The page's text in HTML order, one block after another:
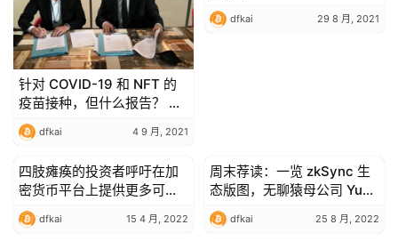
针对 COVID-19 和 NFT 的
疫苗接种，但什么报告？ 唯
链奇怪的区块链项目
（VET）
dfkai 4 9 月, 2021
dfkai 29 8 月, 2021
Blockchain Technology
四肢瘫痪的投资者呼吁在加
密货币平台上提供更多可访
问性
dfkai 15 4 月, 2022
Blockchain Technology
周末荐读：一览 zkSync 生
态版图，无聊猿母公司 Yuga
Labs 为何值 40 亿美元？
dfkai 25 8 月, 2022